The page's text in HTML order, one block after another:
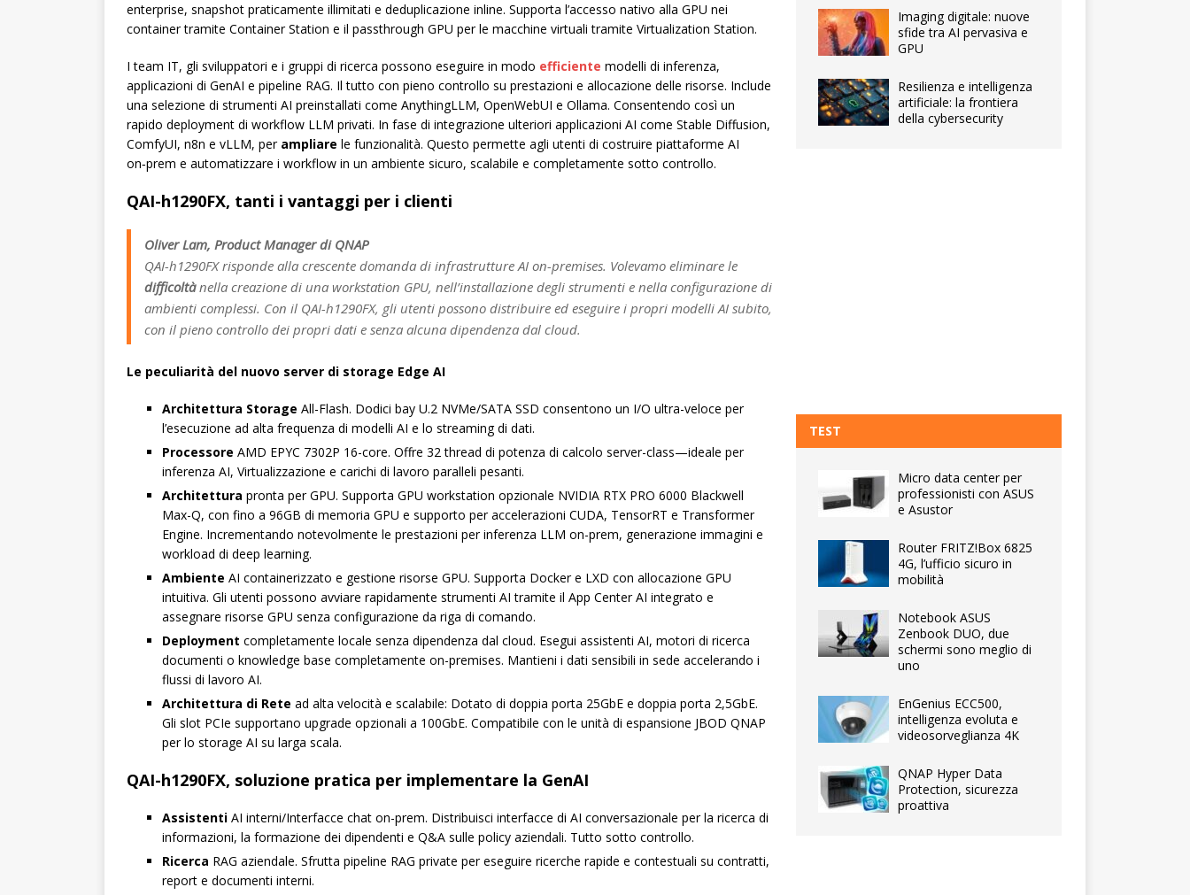
enterprise, snapshot praticamente illimitati e deduplicazione inline. Supporta l’accesso nativo alla GPU nei
container tramite Container Station e il passthrough GPU per le macchine virtuali tramite Virtualization Station.
I team IT, gli sviluppatori e i gruppi di ricerca possono eseguire in modo efficiente modelli di inferenza,
applicazioni di GenAI e pipeline RAG. Il tutto con pieno controllo su prestazioni e allocazione delle risorse. Include
una selezione di strumenti AI preinstallati come AnythingLLM, OpenWebUI e Ollama. Consentendo così un
rapido deployment di workflow LLM privati. In fase di integrazione ulteriori applicazioni AI come Stable Diffusion,
ComfyUI, n8n e vLLM, per ampliare le funzionalità. Questo permette agli utenti di costruire piattaforme AI
on‑prem e automatizzare i workflow in un ambiente sicuro, scalabile e completamente sotto controllo.
QAI-h1290FX, tanti i vantaggi per i clienti
Oliver Lam, Product Manager di QNAP
QAI-h1290FX risponde alla crescente domanda di infrastrutture AI on-premises. Volevamo eliminare le
difficoltànella creazione di una workstation GPU, nell’installazione degli strumenti e nella configurazione di
ambienti complessi. Con il QAI-h1290FX, gli utenti possono distribuire ed eseguire i propri modelli AI subito,
con il pieno controllo dei propri dati e senza alcuna dipendenza dal cloud.
Le peculiarità del nuovo server di storage Edge AI
Architettura Storage All-Flash. Dodici bay U.2 NVMe/SATA SSD consentono un I/O ultra-veloce per
l’esecuzione ad alta frequenza di modelli AI e lo streaming di dati.
Processore AMD EPYC 7302P 16-core. Offre 32 thread di potenza di calcolo server-class—ideale per
inferenza AI, Virtualizzazione e carichi di lavoro paralleli pesanti.
Architettura pronta per GPU. Supporta GPU workstation opzionale NVIDIA RTX PRO 6000 Blackwell
Max-Q, con fino a 96GB di memoria GPU e supporto per accelerazioni CUDA, TensorRT e Transformer
Engine. Incrementando notevolmente le prestazioni per inferenza LLM on-prem, generazione immagini e
workload di deep learning.
Ambiente AI containerizzato e gestione risorse GPU. Supporta Docker e LXD con allocazione GPU
intuitiva. Gli utenti possono avviare rapidamente strumenti AI tramite il App Center AI integrato e
assegnare risorse GPU senza configurazione da riga di comando.
Deployment completamente locale senza dipendenza dal cloud. Esegui assistenti AI, motori di ricerca
documenti o knowledge base completamente on-premises. Mantieni i dati sensibili in sede accelerando i
flussi di lavoro AI.
Architettura di Rete ad alta velocità e scalabile: Dotato di doppia porta 25GbE e doppia porta 2,5GbE.
Gli slot PCIe supportano upgrade opzionali a 100GbE. Compatibile con le unità di espansione JBOD QNAP
per lo storage AI su larga scala.
QAI-h1290FX, soluzione pratica per implementare la GenAI
Assistenti AI interni/Interfacce chat on-prem. Distribuisci interfacce di AI conversazionale per la ricerca di
informazioni, la formazione dei dipendenti e Q&A sulle policy aziendali. Tutto sotto controllo.
Ricerca RAG aziendale. Sfrutta pipeline RAG private per eseguire ricerche rapide e contestuali su contratti,
report e documenti interni.
Imaging digitale: nuove
sfide tra AI pervasiva e
GPU
Resilienza e intelligenza
artificiale: la frontiera
della cybersecurity
TEST
Micro data center per
professionisti con ASUS
e Asustor
Router FRITZ!Box 6825
4G, l’ufficio sicuro in
mobilità
Notebook ASUS
Zenbook DUO, due
schermi sono meglio di
uno
EnGenius ECC500,
intelligenza evoluta e
videosorveglianza 4K
QNAP Hyper Data
Protection, sicurezza
proattiva